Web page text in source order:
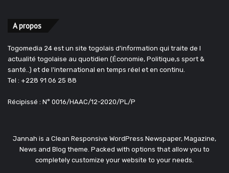
A propos
Togomedia 24 est un site togolais d'information qui traite de l
actualité togolaise au quotidien (Économie, Politique,s sport &
santé..) et de l'international en temps réel et en continu.
Tel : +228 91 06 25 88
Récipissé : N° 0016/HAAC/12-2020/PL/P
Jannah is a Clean Responsive WordPress Newspaper, Magazine,
News and Blog theme. Packed with options that allow you to
completely customize your website to your needs.